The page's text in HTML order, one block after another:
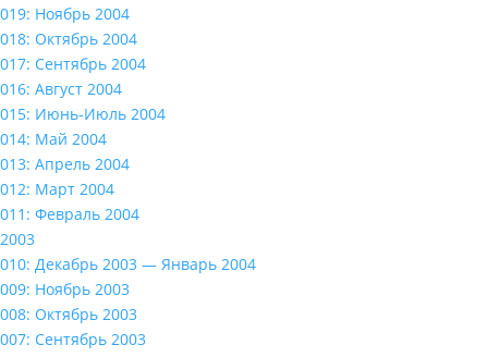
019: Ноябрь 2004
018: Октябрь 2004
017: Сентябрь 2004
016: Август 2004
015: Июнь-Июль 2004
014: Май 2004
013: Апрель 2004
012: Март 2004
011: Февраль 2004
2003
010: Декабрь 2003 — Январь 2004
009: Ноябрь 2003
008: Октябрь 2003
007: Сентябрь 2003